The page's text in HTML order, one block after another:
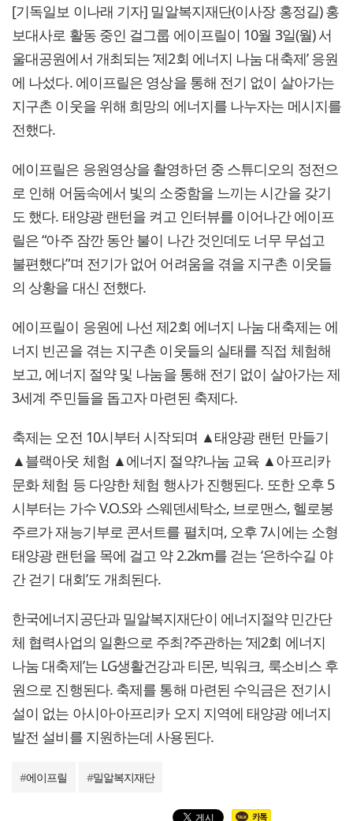
[기독일보 이나래 기자] 밀알복지재단(이사장 홍정길) 홍
보대사로 활동 중인 걸그룹 에이프릴이 10월 3일(월) 서
울대공원에서 개최되는 ‘제2회 에너지 나눔 대축제’ 응원
에 나섰다. 에이프릴은 영상을 통해 전기 없이 살아가는
지구촌 이웃을 위해 희망의 에너지를 나누자는 메시지를
전했다.
에이프릴은 응원영상을 촬영하던 중 스튜디오의 정전으
로 인해 어둠속에서 빛의 소중함을 느끼는 시간을 갖기
도 했다. 태양광 랜턴을 켜고 인터뷰를 이어나간 에이프
릴은 “아주 잠깐 동안 불이 나간 것인데도 너무 무섭고
불편했다”며 전기가 없어 어려움을 겪을 지구촌 이웃들
의 상황을 대신 전했다.
에이프릴이 응원에 나선 제2회 에너지 나눔 대축제는 에
너지 빈곤을 겪는 지구촌 이웃들의 실태를 직접 체험해
보고, 에너지 절약 및 나눔을 통해 전기 없이 살아가는 제
3세계 주민들을 돕고자 마련된 축제다.
축제는 오전 10시부터 시작되며 ▲태양광 랜턴 만들기
▲블랙아웃 체험 ▲에너지 절약?나눔 교육 ▲아프리카
문화 체험 등 다양한 체험 행사가 진행된다. 또한 오후 5
시부터는 가수 V.O.S와 스웨덴세탁소, 브로맨스, 헬로봉
주르가 재능기부로 콘서트를 펼치며, 오후 7시에는 소형
태양광 랜턴을 목에 걸고 약 2.2km를 걷는 ‘은하수길 야
간 걷기 대회’도 개최된다.
한국에너지공단과 밀알복지재단이 에너지절약 민간단
체 협력사업의 일환으로 주최?주관하는 ‘제2회 에너지
나눔 대축제’는 LG생활건강과 티몬, 빅워크, 룩소비스 후
원으로 진행된다. 축제를 통해 마련된 수익금은 전기시
설이 없는 아시아·아프리카 오지 지역에 태양광 에너지
발전 설비를 지원하는데 사용된다.
#에이프릴 #밀알복지재단